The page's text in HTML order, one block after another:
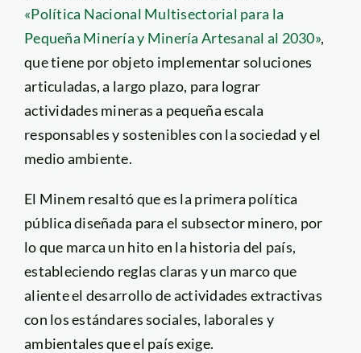
«Política Nacional Multisectorial para la
Pequeña Minería y Minería Artesanal al 2030»,
que tiene por objeto implementar soluciones
articuladas, a largo plazo, para lograr
actividades mineras a pequeña escala
responsables y sostenibles con la sociedad y el
medio ambiente.
El Minem resaltó que es la primera política
pública diseñada para el subsector minero, por
lo que marca un hito en la historia del país,
estableciendo reglas claras y un marco que
aliente el desarrollo de actividades extractivas
con los estándares sociales, laborales y
ambientales que el país exige.